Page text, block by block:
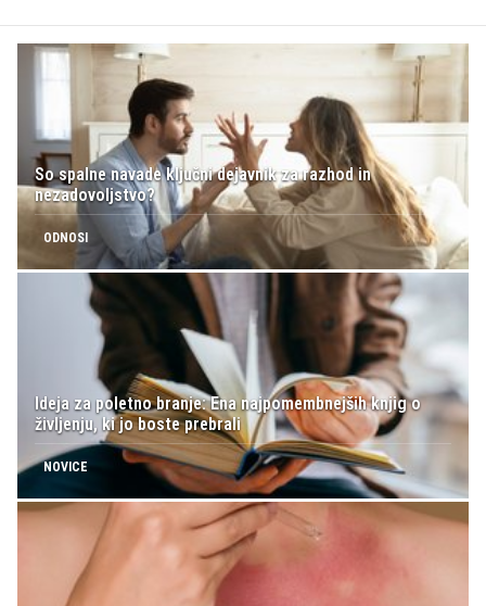
So spalne navade ključni dejavnik za razhod in
nezadovoljstvo?
ODNOSI
Ideja za poletno branje: Ena najpomembnejših knjig o
življenju, ki jo boste prebrali
NOVICE